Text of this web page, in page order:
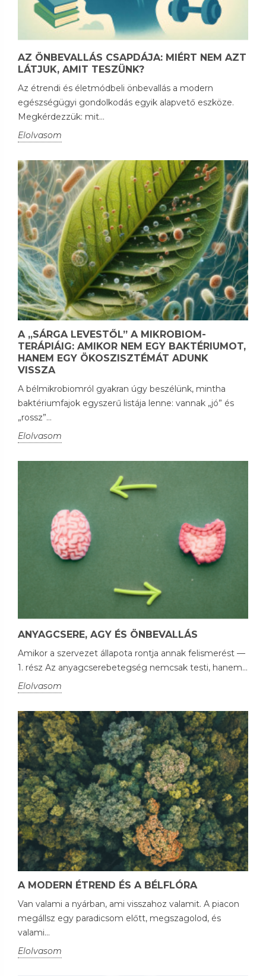
AZ ÖNBEVALLÁS CSAPDÁJA: MIÉRT NEM AZT
LÁTJUK, AMIT TESZÜNK?
Az étrendi és életmódbeli önbevallás a modern
egészségügyi gondolkodás egyik alapvető eszköze.
Megkérdezzük: mit...
Elolvasom
A „SÁRGA LEVESTŐL” A MIKROBIOM-
TERÁPIÁIG: AMIKOR NEM EGY BAKTÉRIUMOT,
HANEM EGY ÖKOSZISZTÉMÁT ADUNK
VISSZA
A bélmikrobiomról gyakran úgy beszélünk, mintha
baktériumfajok egyszerű listája lenne: vannak „jó” és
„rossz”...
Elolvasom
ANYAGCSERE, AGY ÉS ÖNBEVALLÁS
Amikor a szervezet állapota rontja annak felismerést —
1. rész Az anyagcserebetegség nemcsak testi, hanem...
Elolvasom
A MODERN ÉTREND ÉS A BÉLFLÓRA
Van valami a nyárban, ami visszahoz valamit. A piacon
megállsz egy paradicsom előtt, megszagolod, és
valami...
Elolvasom